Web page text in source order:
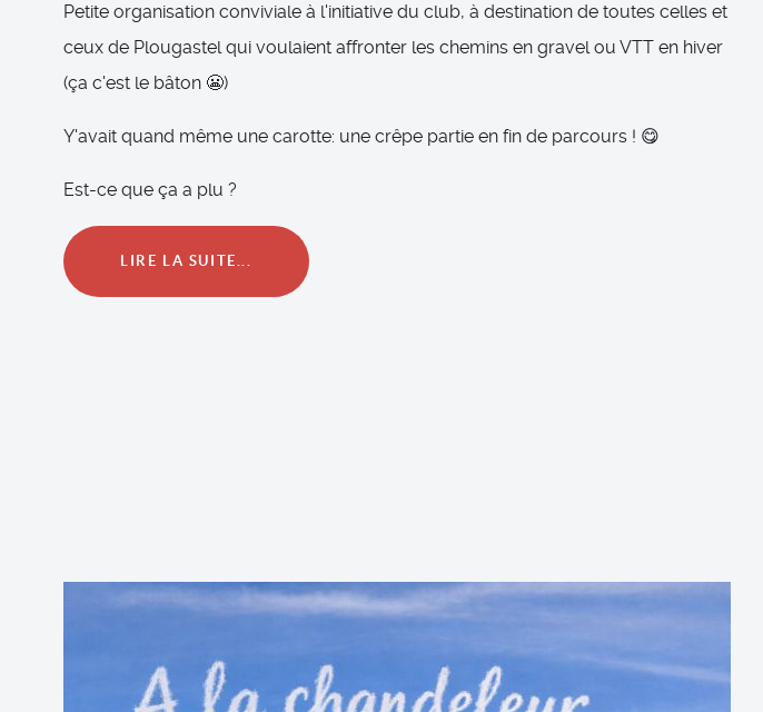
Petite organisation conviviale à l'initiative du club, à destination de toutes celles et
ceux de Plougastel qui voulaient affronter les chemins en gravel ou VTT en hiver
(ça c'est le bâton 😬)
Y'avait quand même une carotte: une crêpe partie en fin de parcours ! 😋
Est-ce que ça a plu ?
LIRE LA SUITE...